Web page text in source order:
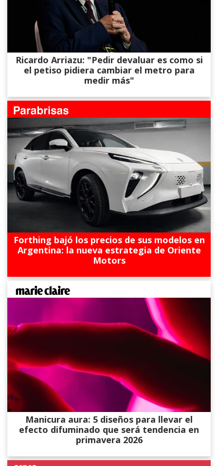
Ricardo Arriazu: "Pedir devaluar es como si
el petiso pidiera cambiar el metro para
medir más"
Forthing bajó los precios de sus modelos en
Argentina: la nueva estrategia de Oriente
Motors
Manicura aura: 5 diseños para llevar el
efecto difuminado que será tendencia en
primavera 2026